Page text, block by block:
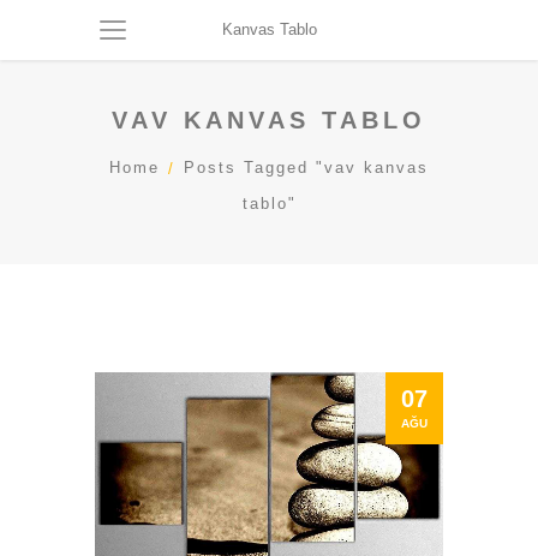
Kanvas Tablo
VAV KANVAS TABLO
Home
Posts Tagged "vav kanvas
tablo"
07
AĞU